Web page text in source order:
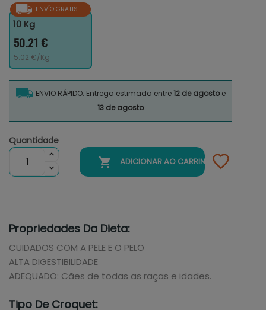
ENVÍO GRATIS
10 Kg
50.21 €
5.02 €/Kg
ENVIO RÁPIDO: Entrega estimada entre12 de agostoe
13 de agosto
Quantidade
 ADICIONAR AO CARRINHO
Propriedades Da Dieta:
CUIDADOS COM A PELE E O PELO
ALTA DIGESTIBILIDADE
ADEQUADO: Cães de todas as raças e idades.
Tipo De Croquet: